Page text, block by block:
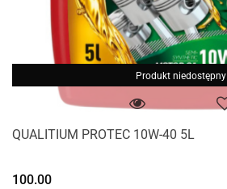
Produkt niedostępny
QUALITIUM PROTEC 10W-40 5L
100.00